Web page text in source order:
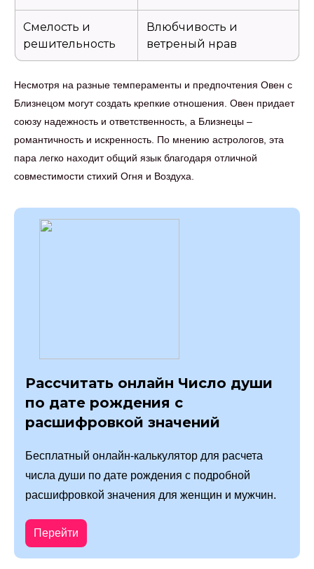
Смелость и
решительность
Влюбчивость и
ветреный нрав
Несмотря на разные темпераменты и предпочтения Овен с
Близнецом могут создать крепкие отношения. Овен придает
союзу надежность и ответственность, а Близнецы –
романтичность и искренность. По мнению астрологов, эта
пара легко находит общий язык благодаря отличной
совместимости стихий Огня и Воздуха.
Рассчитать онлайн Число души
по дате рождения с
расшифровкой значений
Бесплатный онлайн-калькулятор для расчета
числа души по дате рождения с подробной
расшифровкой значения для женщин и мужчин.
Перейти